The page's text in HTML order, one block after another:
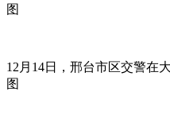
图
12月14日，邢台市区交警在
图